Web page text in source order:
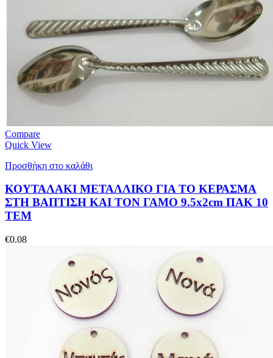
Compare
Quick View
Προσθήκη στο καλάθι
ΚΟΥΤΑΛΑΚΙ ΜΕΤΑΛΛΙΚΟ ΓΙΑ ΤΟ ΚΕΡΑΣΜΑ
ΣΤΗ ΒΑΠΤΙΣΗ ΚΑΙ ΤΟΝ ΓΑΜΟ 9.5x2cm ΠΑΚ 10
ΤΕΜ
€0.08